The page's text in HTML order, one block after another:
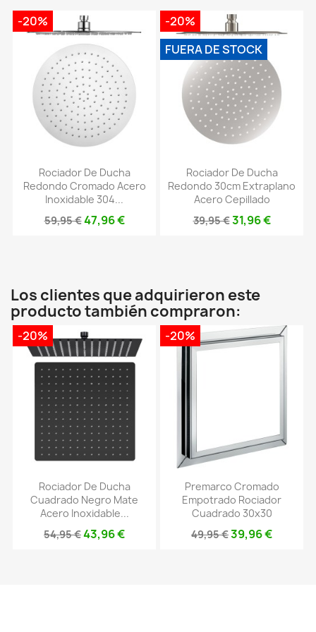
Rociador De Ducha
Redondo Cromado Acero
Inoxidable 304...
59,95 €47,96 €
-20%
Rociador De Ducha
Redondo 30cm Extraplano
Acero Cepillado
39,95 €31,96 €
-20%
FUERA DE STOCK
Los clientes que adquirieron este
producto también compraron:
Rociador De Ducha
Cuadrado Negro Mate
Acero Inoxidable...
54,95 €43,96 €
-20%
Premarco Cromado
Empotrado Rociador
Cuadrado 30x30
49,95 €39,96 €
-20%